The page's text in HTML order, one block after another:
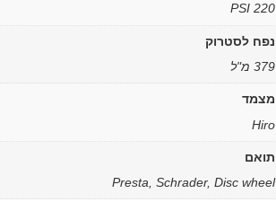
220 PSI
נפח לסטרוק
379 מ"ל
מצמד
Hiro
תואם
Presta, Schrader, Disc wheel